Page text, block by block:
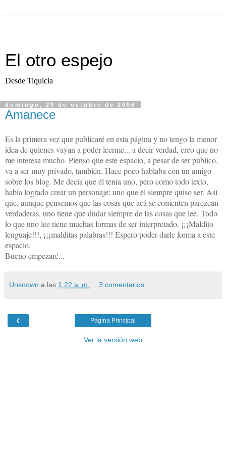
El otro espejo
Desde Tiquicia
domingo, 29 de octubre de 2006
Amanece
Es la primera vez que publicaré en esta página y no tengo la menor
idea de quienes vayan a poder leerme... a decir verdad, creo que no
me interesa mucho. Pienso que este espacio, a pesar de ser público,
va a ser muy privado, también. Hace poco hablaba con un amigo
sobre los blog. Me decía que él tenía uno, pero como todo texto,
había logrado crear un personaje: uno que él siempre quiso ser. Así
que, aunque pensemos que las cosas que acá se comenten parezcan
verdaderas, uno tiene que dudar siempre de las cosas que lee. Todo
lo que uno lee tiene muchas formas de ser interpretado. ¡¡¡Maldito
lenguaje!!!, ¡¡¡malditas palabras!!! Espero poder darle forma a este
espacio.
Bueno empezaré...
Unknown a las 1:22 a. m. 3 comentarios:
‹ Página Principal
Ver la versión web